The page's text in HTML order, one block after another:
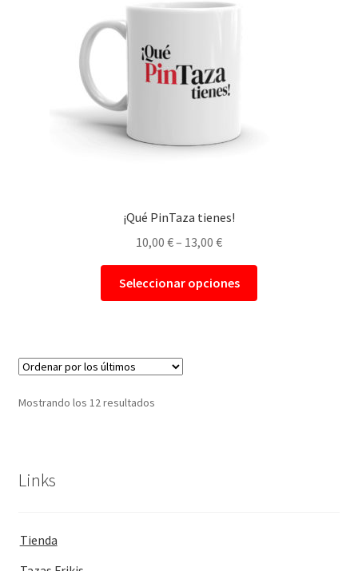
¡Qué PinTaza tienes!
10,00 €– 13,00 €
Seleccionar opciones
Mostrando los 12 resultados
Links
Tienda